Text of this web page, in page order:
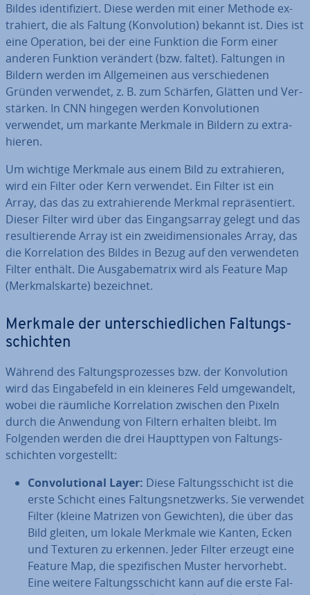
Bildes iden­ti­fi­ziert. Diese werden mit einer Methode ex­
tra­hiert, die als Faltung (Kon­vo­lu­ti­on) bekannt ist. Dies ist
eine Operation, bei der eine Funktion die Form einer
anderen Funktion verändert (bzw. faltet). Faltungen in
Bildern werden im All­ge­mei­nen aus ver­schie­de­nen
Gründen verwendet, z. B. zum Schärfen, Glätten und Ver­
stär­ken. In CNN hingegen werden Kon­vo­lu­tio­nen
verwendet, um markante Merkmale in Bildern zu ex­tra­
hie­ren.
Um wichtige Merkmale aus einem Bild zu ex­tra­hie­ren,
wird ein Filter oder Kern verwendet. Ein Filter ist ein
Array, das das zu ex­tra­hie­ren­de Merkmal re­prä­sen­tiert.
Dieser Filter wird über das Ein­gangs­ar­ray gelegt und das
re­sul­tie­ren­de Array ist ein zwei­di­men­sio­na­les Array, das
die Kor­re­la­ti­on des Bildes in Bezug auf den ver­wen­de­ten
Filter enthält. Die Aus­ga­be­ma­trix wird als Feature Map
(Merk­mal­s­kar­te) be­zeich­net.
Merkmale der un­ter­schied­li­chen Fal­tungs­
schich­ten
Während des Fal­tungs­pro­zes­ses bzw. der Kon­vo­lu­ti­on
wird das Ein­ga­be­feld in ein kleineres Feld um­ge­wan­delt,
wobei die räumliche Kor­re­la­ti­on zwischen den Pixeln
durch die Anwendung von Filtern erhalten bleibt. Im
Folgenden werden die drei Haupt­ty­pen von Fal­tungs­
schich­ten vor­ge­stellt:
Con­vo­lu­tio­nal Layer: Diese Fal­tungs­schicht ist die
erste Schicht eines Fal­tungs­netz­werks. Sie verwendet
Filter (kleine Matrizen von Gewichten), die über das
Bild gleiten, um lokale Merkmale wie Kanten, Ecken
und Texturen zu erkennen. Jeder Filter erzeugt eine
Feature Map, die spe­zi­fi­schen Muster her­vor­hebt.
Eine weitere Fal­tungs­schicht kann auf die erste Fal­